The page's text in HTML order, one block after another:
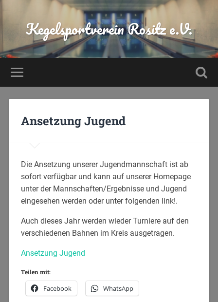
Kegelsportverein Rositz e.V.
Ansetzung Jugend
Die Ansetzung unserer Jugendmannschaft ist ab
sofort verfügbar und kann auf unserer Homepage
unter der Mannschaften/Ergebnisse und Jugend
eingesehen werden oder unter folgenden link!.
Auch dieses Jahr werden wieder Turniere auf den
verschiedenen Bahnen im Kreis ausgetragen.
Ansetzung Jugend
Teilen mit:
Facebook WhatsApp